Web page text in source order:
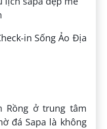
in Sống Ảo Địa
Rồng ở trung tâm
đá Sapa là không